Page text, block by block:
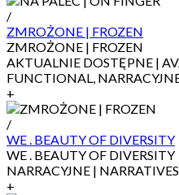
/
ZMROŻONE | FROZEN
ZMROŻONE | FROZEN
AKTUALNIE DOSTĘPNE |
FUNCTIONAL,
+
/
WE . BEAUTY OF DIVERSITY
WE . BEAUTY OF DIVERSITY
NARRACYJNE |
+